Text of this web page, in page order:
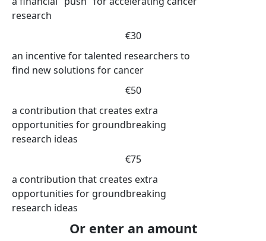
research
€30
an incentive for talented researchers to
find new solutions for cancer
€50
a contribution that creates extra
opportunities for groundbreaking
research ideas
€75
a contribution that creates extra
opportunities for groundbreaking
research ideas
Or enter an amount